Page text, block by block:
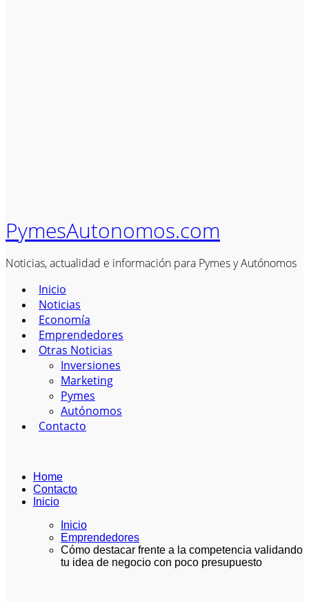
PymesAutonomos.com
Noticias, actualidad e información para Pymes y Autónomos
Inicio
Noticias
Economía
Emprendedores
Otras Noticias
Inversiones
Marketing
Pymes
Autónomos
Contacto
Home
Contacto
Inicio
Inicio
Emprendedores
Cómo destacar frente a la competencia validando
tu idea de negocio con poco presupuesto